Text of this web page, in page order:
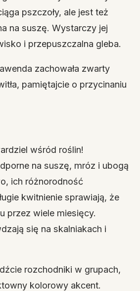
pszczoły, ale jest też
na suszę. Wystarczy jej
i przepuszczalna gleba.
zachowała zwarty
pamiętajcie o przycinaniu
wśród roślin!
na suszę, mróz i ubogą
ich różnorodność
kwitnienie sprawiają, że
przez wiele miesięcy.
się na skalniakach i
rozchodniki w grupach,
kolorowy akcent.